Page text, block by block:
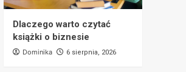
Dlaczego warto czytać
książki o biznesie
Dominika 6 sierpnia, 2026